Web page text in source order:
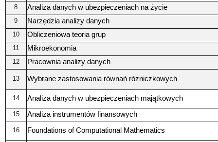
8 Analiza danych w ubezpieczeniach na życie
9 Narzędzia analizy danych
10 Obliczeniowa teoria grup
11 Mikroekonomia
12 Pracownia analizy danych
13 Wybrane zastosowania równań różniczkowych
14 Analiza danych w ubezpieczeniach majątkowych
15 Analiza instrumentów finansowych
16 Foundations of Computational Mathematics